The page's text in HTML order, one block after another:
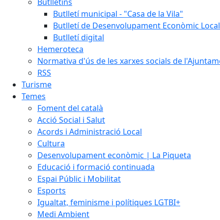
Butlletí municipal - "Casa de la Vila"
Butlletí de Desenvolupament Econòmic Local
Butlletí digital
Hemeroteca
Normativa d'ús de les xarxes socials de
RSS
Turisme
Temes
Foment del català
Acció Social i Salut
Acords i Administració Local
Cultura
Desenvolupament econòmic | La Piqueta
Educació i formació continuada
Espai Públic i Mobilitat
Esports
Igualtat, feminisme i polítiques LGTBI+
Medi Ambient